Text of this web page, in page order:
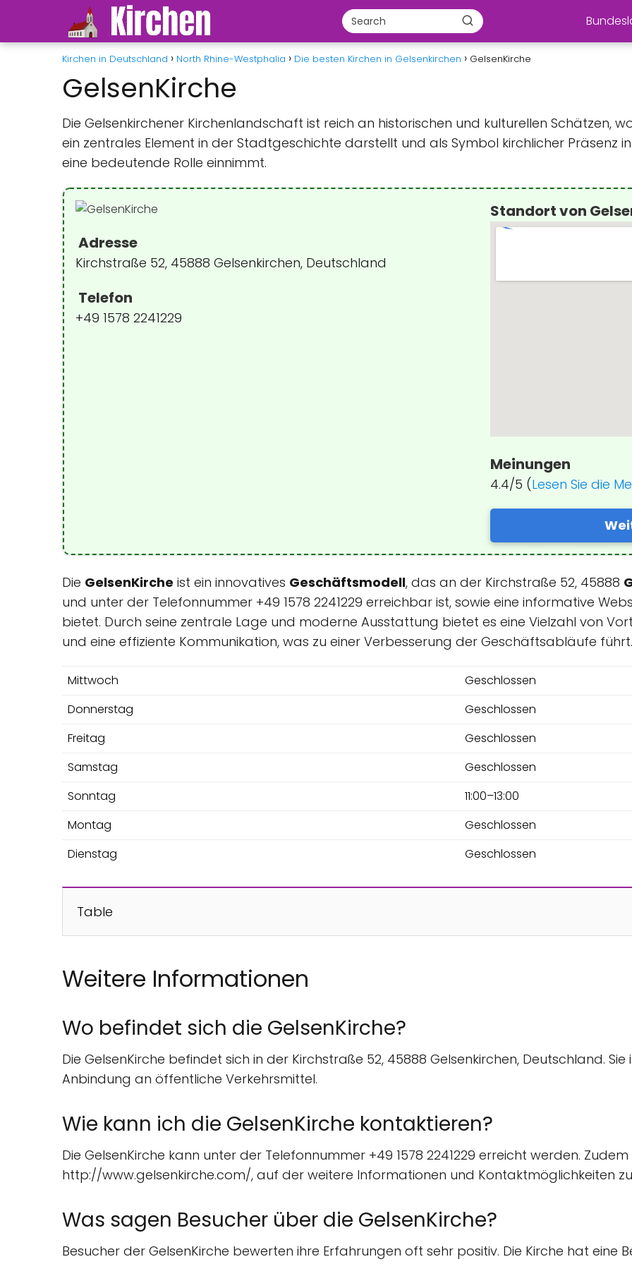
Kirchen in Deutschland North Rhine-Westphalia Die besten Kirchen in Gelsenkirchen GelsenKirche
GelsenKirche
Die Gelsenkirchener Kirchenlandschaft ist reich an historischen und kulturellen Schätzen,
ein zentrales Element in der Stadtgeschichte darstellt und als Symbol kirchlicher Präsenz
eine bedeutende Rolle einnimmt.
Adresse
Kirchstraße 52, 45888 Gelsenkirchen, Deutschland
Telefon
+49 1578 2241229
Standort von
Meinungen
4.4/5 (Lesen Sie die
Die GelsenKirche ist ein innovatives Geschäftsmodell, das an der Kirchstraße 52, 45888
und unter der Telefonnummer +49 1578 2241229 erreichbar ist, sowie eine informative
bietet. Durch seine zentrale Lage und moderne Ausstattung bietet es eine Vielzahl von
und eine effiziente Kommunikation, was zu einer Verbesserung der Geschäftsabläufe führt.
Mittwoch
Geschlossen
Donnerstag
Geschlossen
Freitag
Geschlossen
Samstag
Geschlossen
Sonntag
11:00–13:00
Montag
Geschlossen
Dienstag
Geschlossen
Table
Weitere Informationen
Wo befindet sich die GelsenKirche?
Die GelsenKirche befindet sich in der Kirchstraße 52, 45888 Gelsenkirchen, Deutschland.
Anbindung an öffentliche Verkehrsmittel.
Wie kann ich die GelsenKirche kontaktieren?
Die GelsenKirche kann unter der Telefonnummer +49 1578 2241229 erreicht werden.
http://www.gelsenkirche.com/, auf der weitere Informationen und Kontaktmöglichkeiten
Was sagen Besucher über die GelsenKirche?
Besucher der GelsenKirche bewerten ihre Erfahrungen oft sehr positiv. Die Kirche hat eine